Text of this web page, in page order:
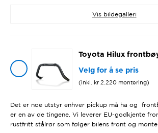
Vis bildegalleri
Toyota Hilux
Velg for å se pris
(inkl. kr2.220montering)
Det er noe utstyr enhver pickup må ha og
er en av de tingene. Vi leverer EU-godkjente
rustfritt stålrør som følger bilens front og